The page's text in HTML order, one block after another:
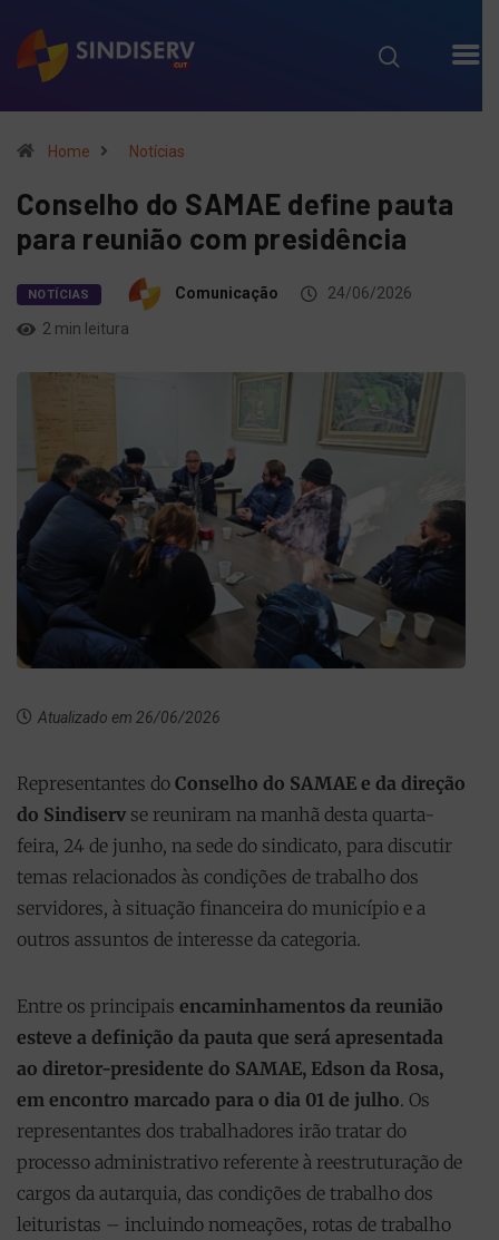
Home Notícias
Conselho do SAMAE define pauta
para reunião com presidência
NOTÍCIAS Comunicação
24/06/2026
2 min leitura
Atualizado em 26/06/2026
Representantes do Conselho do SAMAE e da direção
do Sindiservse reuniram na manhã desta quarta-
feira, 24 de junho, na sede do sindicato, para discutir
temas relacionados às condições de trabalho dos
servidores, à situação financeira do município e a
outros assuntos de interesse da categoria.
Entre os principais encaminhamentos da reunião
esteve a definição da pauta que será apresentada
ao diretor-presidente do SAMAE, Edson da Rosa,
em encontro marcado para o dia 01 de julho. Os
representantes dos trabalhadores irão tratar do
processo administrativo referente à reestruturação de
cargos da autarquia, das condições de trabalho dos
leituristas – incluindo nomeações, rotas de trabalho